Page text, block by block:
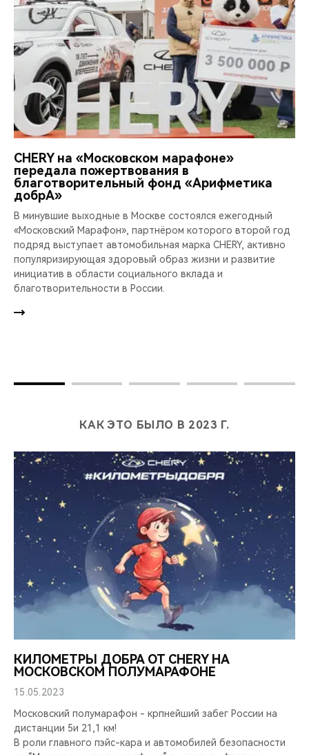
CHERY на «Московском марафоне»
передала пожертвования в
благотворительный фонд «Арифметика
добрА»
В минувшие выходные в Москве состоялся ежегодный
«Московский Марафон», партнёром которого второй год
подряд выступает автомобильная марка CHERY, активно
популяризирующая здоровый образ жизни и развитие
инициатив в области социального вклада и
благотворительности в России.
КАК ЭТО БЫЛО В 2023 Г.
КИЛОМЕТРЫ ДОБРА ОТ CHERY НА
МОСКОВСКОМ ПОЛУМАРАФОНЕ
15.05.2023
Московский полумарафон - крпнейший забег России на
дистанции 5и 21,1 км!
В роли главного пэйс-кара и автомобилей безопасности